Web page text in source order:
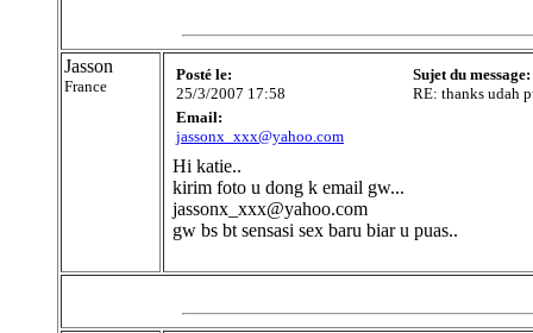
Jasson
France
Posté le:
25/3/2007 17:58
Sujet du message:
RE: thanks udah
Email:
jassonx_xxx@yahoo.com
Hi katie..
kirim foto u dong k email gw...
jassonx_xxx@yahoo.com
gw bs bt sensasi sex baru biar u puas..